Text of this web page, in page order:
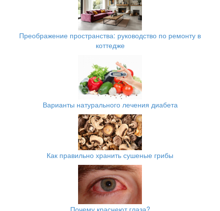
Преображение пространства: руководство по ремонту в
коттедже
Варианты натурального лечения диабета
Как правильно хранить сушеные грибы
Почему краснеют глаза?